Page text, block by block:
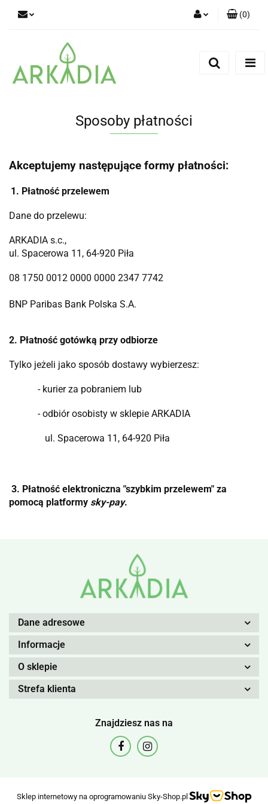
(0)
Sposoby płatności
Akceptujemy następujące formy płatności:
1. Płatność przelewem
Dane do przelewu:
ARKADIA s.c.,
ul. Spacerowa 11, 64-920 Piła
08 1750 0012 0000 0000 2347 7742
BNP Paribas Bank Polska S.A.
2. Płatność gotówką przy odbiorze
Tylko jeżeli jako sposób dostawy wybierzesz:
- kurier za pobraniem lub
- odbiór osobisty w sklepie ARKADIA
ul. Spacerowa 11, 64-920 Piła
3. Płatność elektroniczna "szybkim przelewem" za
pomocą platformy sky-pay.
Dane adresowe
Informacje
O sklepie
Strefa klienta
Znajdziesz nas na
Sklep internetowy na oprogramowaniu Sky-Shop.pl